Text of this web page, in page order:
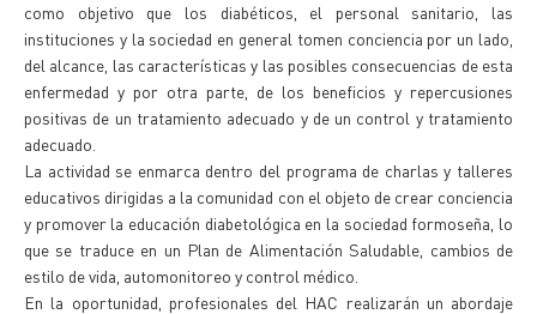
como objetivo que los diabéticos, el personal sanitario, las
instituciones y la sociedad en general tomen conciencia por un lado,
del alcance, las características y las posibles consecuencias de esta
enfermedad y por otra parte, de los beneficios y repercusiones
positivas de un tratamiento adecuado y de un control y tratamiento
adecuado.
La actividad se enmarca dentro del programa de charlas y talleres
educativos dirigidas a la comunidad con el objeto de crear conciencia
y promover la educación diabetológica en la sociedad formoseña, lo
que se traduce en un Plan de Alimentación Saludable, cambios de
estilo de vida, automonitoreo y control médico.
En la oportunidad, profesionales del HAC realizarán un abordaje